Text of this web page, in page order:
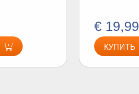
€ 19,99
КУПИТЬ